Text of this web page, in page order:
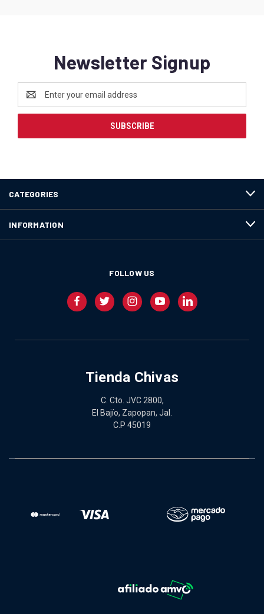
Newsletter Signup
Address
CATEGORIES
INFORMATION
FOLLOW US
Tienda Chivas
C. Cto. JVC 2800,
El Bajío, Zapopan, Jal.
C.P 45019